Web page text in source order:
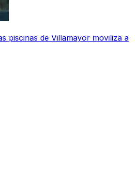
piscinas de Villamayor moviliza a